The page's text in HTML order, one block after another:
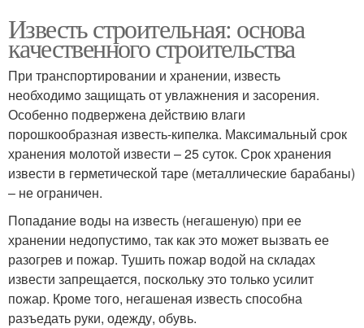
Известь строительная: основа
качественного строительства
При транспортировании и хранении, известь
необходимо защищать от увлажнения и засорения.
Особенно подвержена действию влаги
порошкообразная известь-кипелка. Максимальный срок
хранения молотой извести – 25 суток. Срок хранения
извести в герметической таре (металлические барабаны)
– не ограничен.
Попадание воды на известь (негашеную) при ее
хранении недопустимо, так как это может вызвать ее
разогрев и пожар. Тушить пожар водой на складах
извести запрещается, поскольку это только усилит
пожар. Кроме того, негашеная известь способна
разъедать руки, одежду, обувь.